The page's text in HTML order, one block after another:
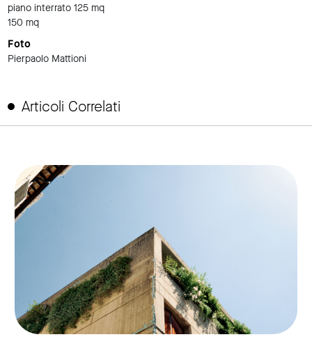
piano interrato 125 mq
150 mq
Foto
Pierpaolo Mattioni
Articoli Correlati